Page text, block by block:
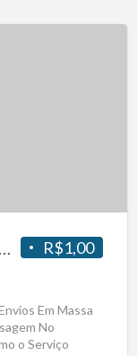
R$1,00
Programa Software Postador Divulgador Envios Em Massa Whatsapp 2021 2022
Em Massa
No
o Serviço